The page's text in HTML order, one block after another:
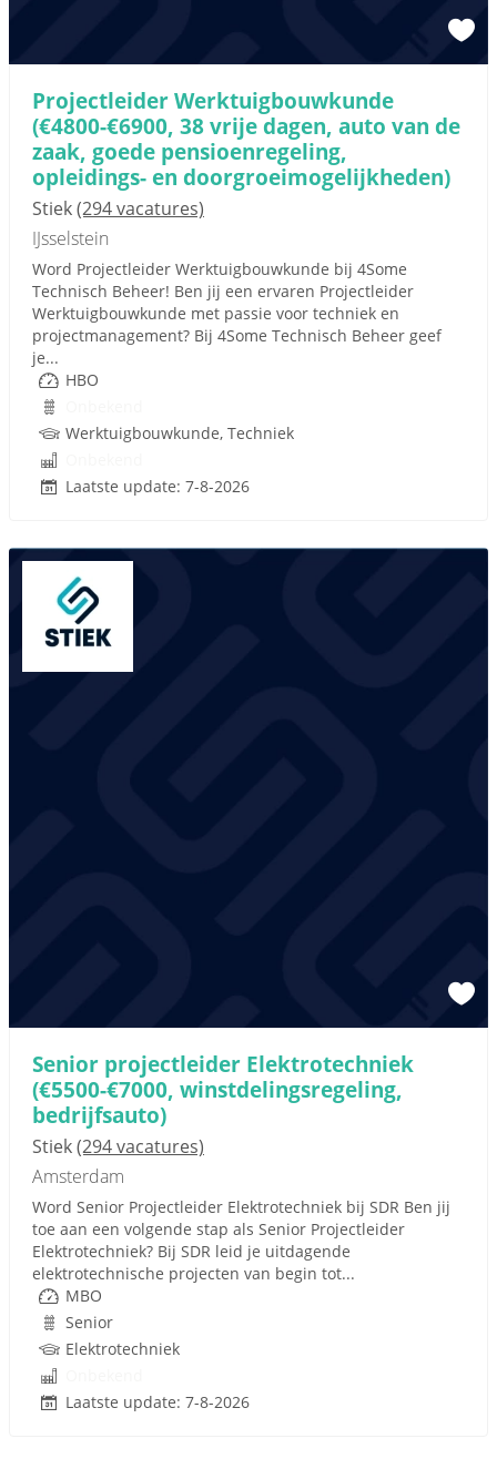
Projectleider Werktuigbouwkunde
(€4800-€6900, 38 vrije dagen, auto van de
zaak, goede pensioenregeling,
opleidings- en doorgroeimogelijkheden)
Stiek(294 vacatures)
IJsselstein
Word Projectleider Werktuigbouwkunde bij 4Some
Technisch Beheer! Ben jij een ervaren Projectleider
Werktuigbouwkunde met passie voor techniek en
projectmanagement? Bij 4Some Technisch Beheer geef
je...
HBO
Werktuigbouwkunde, Techniek
Laatste update: 7-8-2026
Senior projectleider Elektrotechniek
(€5500-€7000, winstdelingsregeling,
bedrijfsauto)
Stiek(294 vacatures)
Amsterdam
Word Senior Projectleider Elektrotechniek bij SDR Ben jij
toe aan een volgende stap als Senior Projectleider
Elektrotechniek? Bij SDR leid je uitdagende
elektrotechnische projecten van begin tot...
MBO
Senior
Elektrotechniek
Laatste update: 7-8-2026